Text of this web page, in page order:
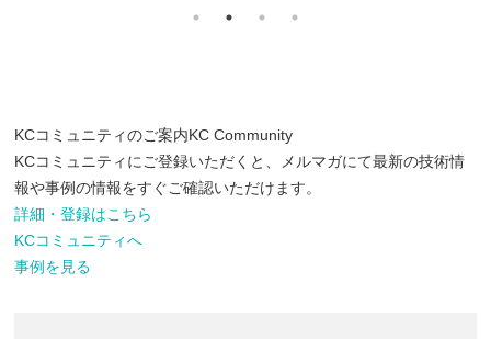
KCコミュニティのご案内KC Community
KCコミュニティにご登録いただくと、メルマガにて最新の技術情
報や事例の情報をすぐご確認いただけます。
詳細・登録はこちら
KCコミュニティへ
事例を見る